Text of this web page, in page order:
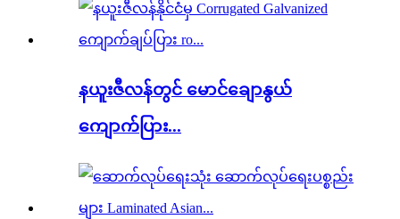
နယူးဇီလန်တွင် မောင်ချောနွယ်
ကျောက်ပြား...